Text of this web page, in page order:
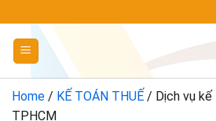
đến
dung
Home / KẾ TOÁN THUẾ / Dịch vụ
TPHCM